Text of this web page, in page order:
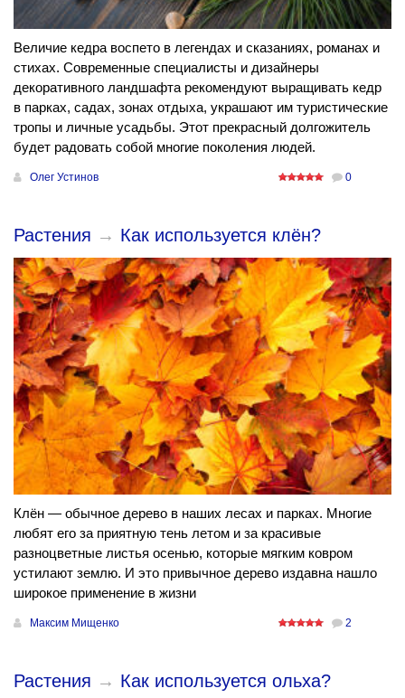
Величие кедра воспето в легендах и сказаниях, романах и
стихах. Современные специалисты и дизайнеры
декоративного ландшафта рекомендуют выращивать кедр
в парках, садах, зонах отдыха, украшают им туристические
тропы и личные усадьбы. Этот прекрасный долгожитель
будет радовать собой многие поколения людей.
Олег Устинов 0
Растения → Как используется клён?
Клён — обычное дерево в наших лесах и парках. Многие
любят его за приятную тень летом и за красивые
разноцветные листья осенью, которые мягким ковром
устилают землю. И это привычное дерево издавна нашло
широкое применение в жизни
Максим Мищенко 2
Растения → Как используется ольха?